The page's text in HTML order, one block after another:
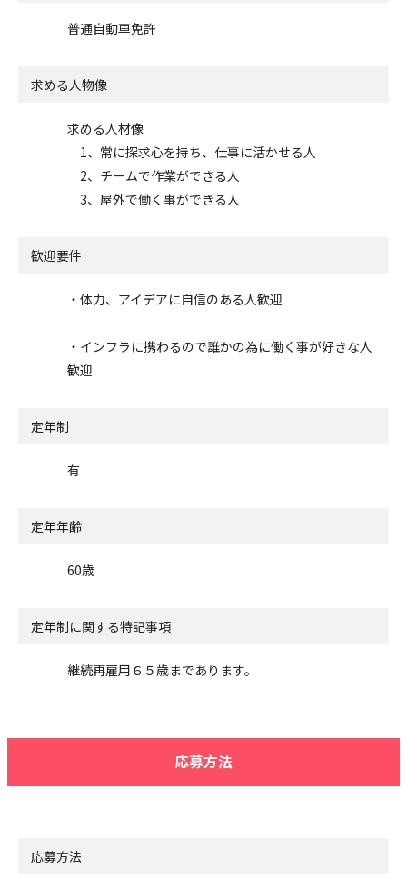
普通自動車免許
求める人物像
求める人材像
1、常に探求心を持ち、仕事に活かせる人
2、チームで作業ができる人
3、屋外で働く事ができる人
歓迎要件
・体力、アイデアに自信のある人歓迎
・インフラに携わるので誰かの為に働く事が好きな人
歓迎
定年制
有
定年年齢
60歳
定年制に関する特記事項
継続再雇用６５歳まであります。
応募方法
応募方法